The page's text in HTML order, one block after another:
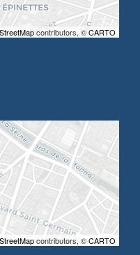
contributors, ©CARTO
contributors, ©CARTO